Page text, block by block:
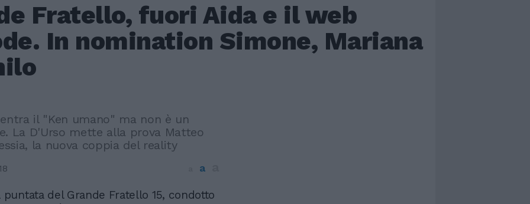
Fratello, fuori Aida e il web
In nomination Simone, Mariana
il "Ken umano" ma non è un
La D'Urso mette alla prova Matteo
la nuova coppia del reality
a